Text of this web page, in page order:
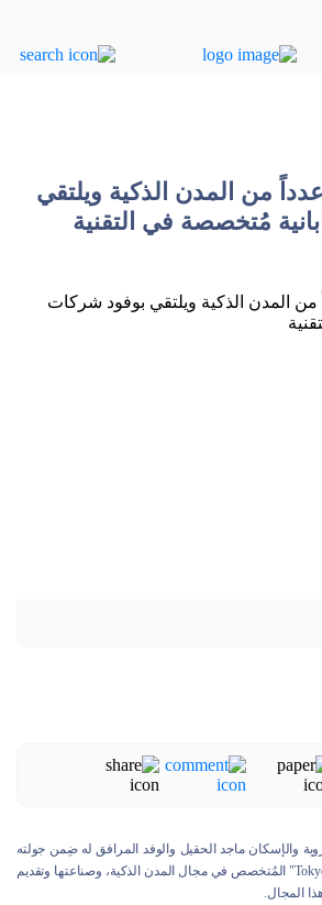
من المدن الذكية ويلتقي
مُتخصصة في التقنية
والإسكان ماجد الحقيل والوفد المرافق له ضِمن جولته
في اليابان، مبنى "Tokyo Takeshiba" المُتخصص في مجال المدن الذكية، وصناعتها وتقديم
المجال.